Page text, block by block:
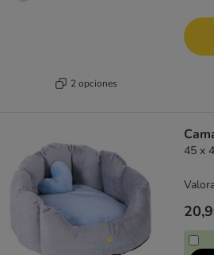
2 opciones
45 x